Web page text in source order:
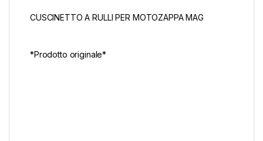
CUSCINETTO A RULLI PER MOTOZAPPA MAG
*Prodotto originale*